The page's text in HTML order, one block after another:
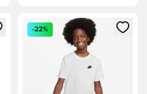
oder Registrieren als
Öffnet ein Fenster zum
-22%